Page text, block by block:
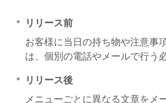
リリース前
お客様に当日の持ち物や注意事
は、個別の電話やメールで行う
リリース後
メニューごとに異なる文章をメ